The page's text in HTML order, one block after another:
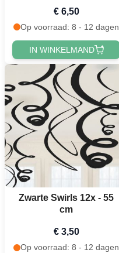
€ 6,50
Op voorraad: 8 - 12 dagen
IN WINKELMAND
Zwarte Swirls 12x - 55
cm
€ 3,50
Op voorraad: 8 - 12 dagen